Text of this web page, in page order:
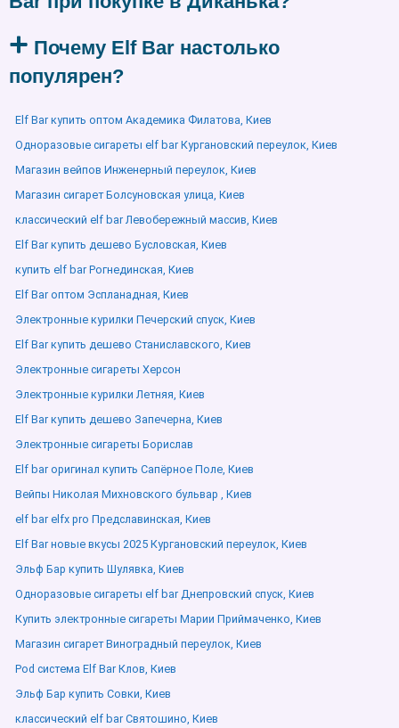
Почему Elf Bar настолько
популярен?
Elf Bar купить оптом Академика Филатова, Киев
Одноразовые сигареты elf bar Кургановский переулок, Киев
Магазин вейпов Инженерный переулок, Киев
Магазин сигарет Болсуновская улица, Киев
классический elf bar Левобережный массив, Киев
Elf Bar купить дешево Бусловская, Киев
купить elf bar Рогнединская, Киев
Elf Bar оптом Эспланадная, Киев
Электронные курилки Печерский спуск, Киев
Elf Bar купить дешево Станиславского, Киев
Электронные сигареты Херсон
Электронные курилки Летняя, Киев
Elf Bar купить дешево Запечерна, Киев
Электронные сигареты Борислав
Elf bar оригинал купить Сапёрное Поле, Киев
Вейпы Николая Михновского бульвар , Киев
elf bar elfx pro Предславинская, Киев
Elf Bar новые вкусы 2025 Кургановский переулок, Киев
Эльф Бар купить Шулявка, Киев
Одноразовые сигареты elf bar Днепровский спуск, Киев
Купить электронные сигареты Марии Приймаченко, Киев
Магазин сигарет Виноградный переулок, Киев
Pod система Elf Bar Клов, Киев
Эльф Бар купить Совки, Киев
классический elf bar Святошино, Киев